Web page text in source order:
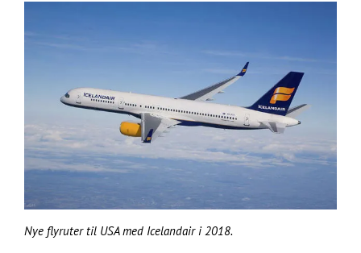
Nye flyruter til USA med Icelandair i 2018.